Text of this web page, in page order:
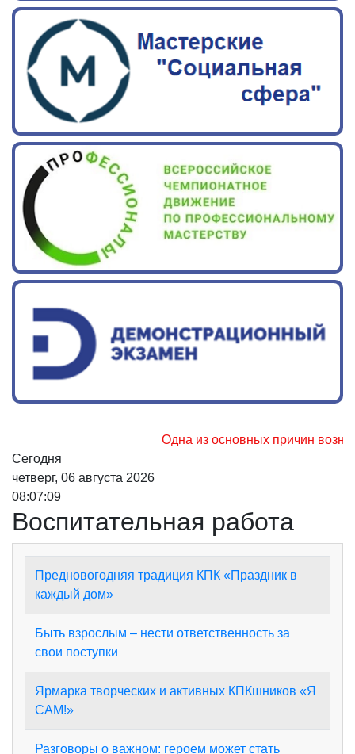
Одна из основных причин
Сегодня
четверг, 06 августа 2026
08:07:09
Воспитательная работа
Предновогодняя традиция КПК «Праздник в
каждый дом»
Быть взрослым – нести ответственность за
свои поступки
Ярмарка творческих и активных КПКшников «Я
САМ!»
Разговоры о важном: героем может стать